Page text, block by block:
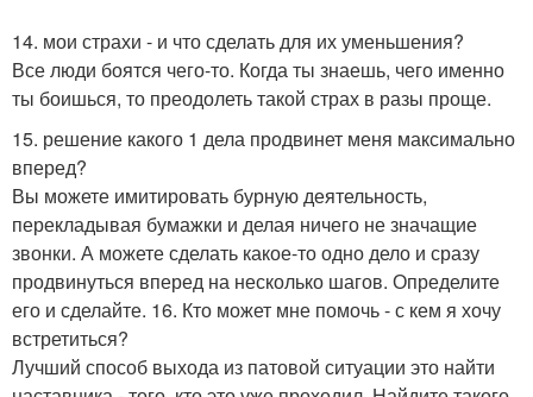
14. мои страхи - и что сделать для их уменьшения?
Все люди боятся чего-то. Когда ты знаешь, чего именно
ты боишься, то преодолеть такой страх в разы проще.
15. решение какого 1 дела продвинет меня максимально
вперед?
Вы можете имитировать бурную деятельность,
перекладывая бумажки и делая ничего не значащие
звонки. А можете сделать какое-то одно дело и сразу
продвинуться вперед на несколько шагов. Определите
его и сделайте. 16. Кто может мне помочь - с кем я хочу
встретиться?
Лучший способ выхода из патовой ситуации это найти